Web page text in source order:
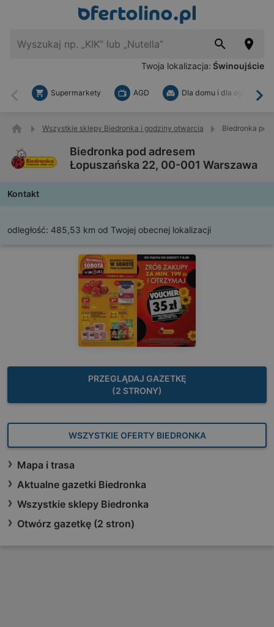
Twoja lokalizacja: Świnoujście
Wstecz
Supermarkety AGD Dla domu i dla ogrodu
Wszystkie sklepy Biedronka i godziny otwarcia Biedronka
Biedronka pod adresem
Łopuszańska 22, 00-001 Warszawa
Kontakt
odległość: 485,53 km od Twojej obecnej lokalizacji
PRZEGLĄDAJ GAZETKĘ
(2 STRONY)
WSZYSTKIE OFERTY BIEDRONKA
Mapa i trasa
Aktualne gazetki Biedronka
Wszystkie sklepy Biedronka
Otwórz gazetkę (2 stron)